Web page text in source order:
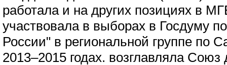
работала и на других позициях в
участвовала в выборах в Госдуму
России" в региональной группе по
2013–2015 годах. возглавляла